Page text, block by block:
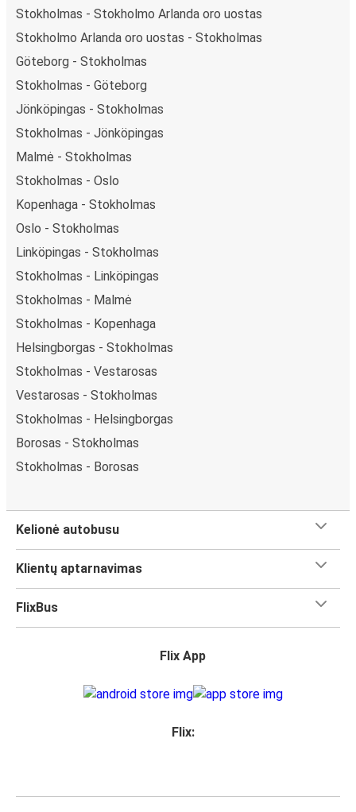
Stokholmas - Stokholmo Arlanda oro uostas
Stokholmo Arlanda oro uostas - Stokholmas
Göteborg - Stokholmas
Stokholmas - Göteborg
Jönköpingas - Stokholmas
Stokholmas - Jönköpingas
Malmė - Stokholmas
Stokholmas - Oslo
Kopenhaga - Stokholmas
Oslo - Stokholmas
Linköpingas - Stokholmas
Stokholmas - Linköpingas
Stokholmas - Malmė
Stokholmas - Kopenhaga
Helsingborgas - Stokholmas
Stokholmas - Vestarosas
Vestarosas - Stokholmas
Stokholmas - Helsingborgas
Borosas - Stokholmas
Stokholmas - Borosas
Kelionė autobusu
Klientų aptarnavimas
FlixBus
Flix App
Flix: